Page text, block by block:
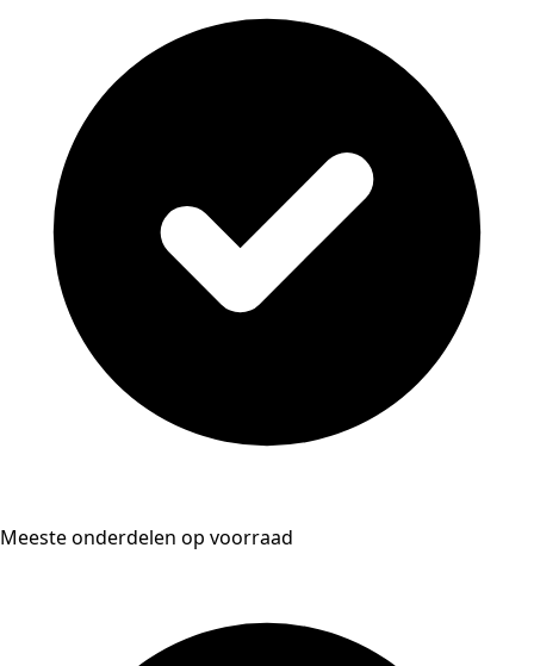
Meeste onderdelen op voorraad